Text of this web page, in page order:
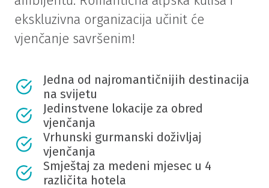
ekskluzivna organizacija učinit će
vjenčanje savršenim!
Jedna od najromantičnijih destinacija
na svijetu
Jedinstvene lokacije za obred
vjenčanja
Vrhunski gurmanski doživljaj
vjenčanja
Smještaj za medeni mjesec u 4
različita hotela